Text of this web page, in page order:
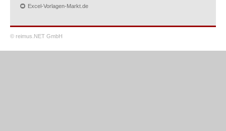
Excel-Vorlagen-Markt.de
© reimus.NET GmbH